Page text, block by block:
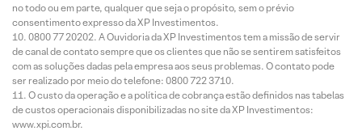
no todo ou em parte, qualquer que seja o propósito, sem o prévio
consentimento expresso da XP Investimentos.
0800 77 20202. A Ouvidoria da XP Investimentos tem a missão de servir
de canal de contato sempre que os clientes que não se sentirem satisfeitos
com as soluções dadas pela empresa aos seus problemas. O contato pode
ser realizado por meio do telefone: 0800 722 3710.
O custo da operação e a política de cobrança estão definidos nas tabelas
de custos operacionais disponibilizadas no site da XP Investimentos:
www.xpi.com.br.